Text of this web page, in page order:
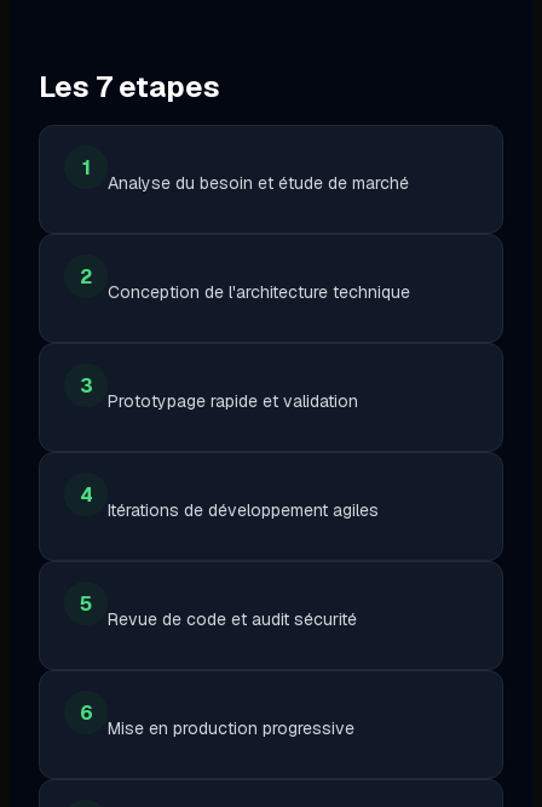
Les 7etapes
1
Analyse du besoin et étude de marché
2
Conception de l'architecture technique
3
Prototypage rapide et validation
4
Itérations de développement agiles
5
Revue de code et audit sécurité
6
Mise en production progressive